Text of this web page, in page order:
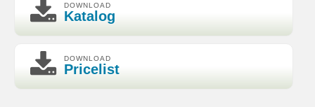
DOWNLOAD
Katalog
DOWNLOAD
Pricelist